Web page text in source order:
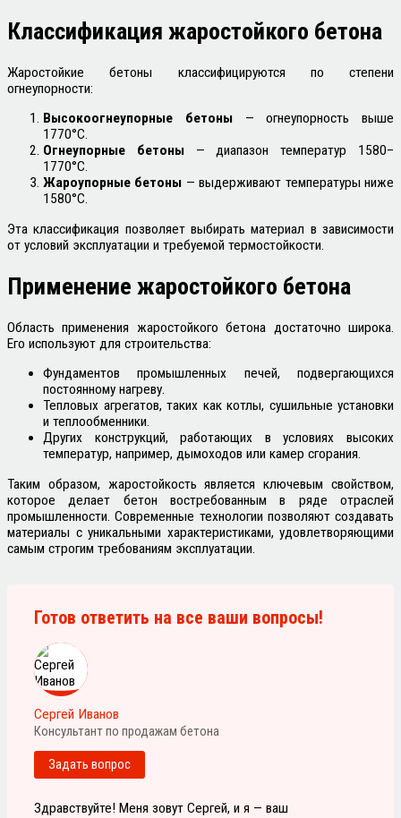
Классификация жаростойкого бетона
Жаростойкие бетоны классифицируются по степени
огнеупорности:
Высокоогнеупорные бетоны— огнеупорность выше
1770°C.
Огнеупорные бетоны— диапазон температур 1580–
1770°C.
Жароупорные бетоны — выдерживают температуры ниже
1580°C.
Эта классификация позволяет выбирать материал в зависимости
от условий эксплуатации и требуемой термостойкости.
Применение жаростойкого бетона
Область применения жаростойкого бетона достаточно широка.
Его используют для строительства:
Фундаментов промышленных печей, подвергающихся
постоянному нагреву.
Тепловых агрегатов, таких как котлы, сушильные установки
и теплообменники.
Других конструкций, работающих в условиях высоких
температур, например, дымоходов или камер сгорания.
Таким образом, жаростойкость является ключевым свойством,
которое делает бетон востребованным в ряде отраслей
промышленности. Современные технологии позволяют создавать
материалы с уникальными характеристиками, удовлетворяющими
самым строгим требованиям эксплуатации.
Готов ответить на все ваши вопросы!
Сергей Иванов
Консультант по продажам бетона
Задать вопрос
Здравствуйте! Меня зовут Сергей, и я — ваш